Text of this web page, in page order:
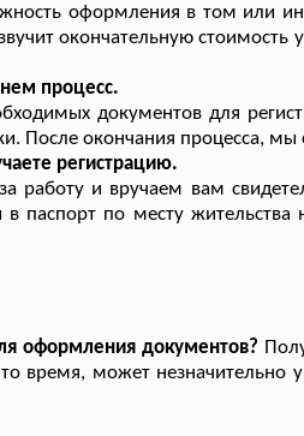
оформления в том или
окончательную
процесс.
документов для
После окончания процесса,
регистрацию.
работу и вручаем вам
в паспорт по месту
оформления документов?
время, может незначительно